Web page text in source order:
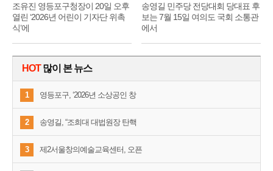
조유진 영등포구청장이 20일 오후
열린 ‘2026년 어린이 기자단 위촉
식’에
송영길 민주당 전당대회 당대표 후
보는 7월 15일 여의도 국회 소통관
에서
HOT많이 본 뉴스
1 영등포구, ‘2026년 소상공인 창
2 송영길, “조희대 대법원장 탄핵
3 제2서울창의예술교육센터, 오픈